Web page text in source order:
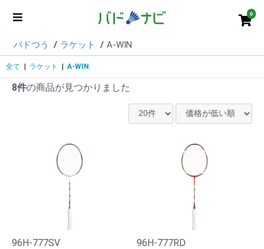
0
バドつう ラケット A-WIN
全て ラケット A-WIN
8件の商品が見つかりました
96H-777SV
96H-777RD